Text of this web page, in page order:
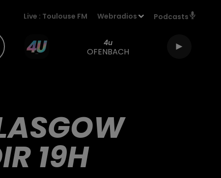
Live : Toulouse FM Webradios Podcasts
4u
OFENBACH
19H